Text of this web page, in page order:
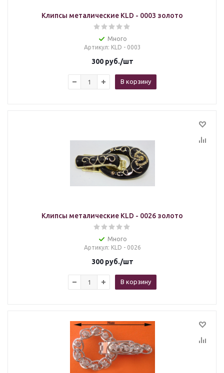
Клипсы металические KLD - 0003 золото
Много
Артикул: KLD - 0003
300руб./шт
В корзину
Клипсы металические KLD - 0026 золото
Много
Артикул: KLD - 0026
300руб./шт
В корзину